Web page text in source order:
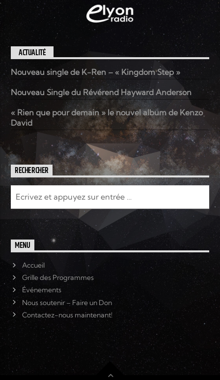
ACTUALITÉ
Nouveau single de K-Ren – « Kingdom Step »
Nouveau Single du Révérend Hayward Anderson
« Rien que pour demain » le nouvel album de Kenzo
David
RECHERCHER
MENU
Accueil
Grille des Programmes
Événements
Nous soutenir – Faire un Don
Contactez-nous maintenant!